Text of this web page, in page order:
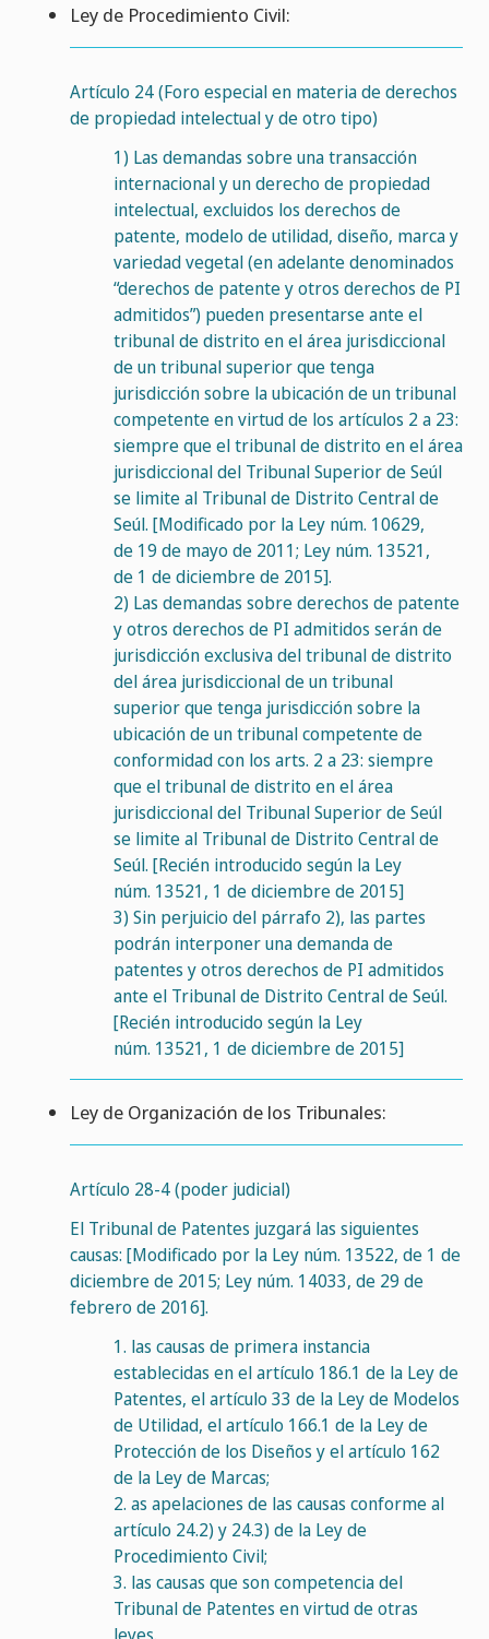
Ley de Procedimiento Civil:
Artículo 24 (Foro especial en materia de derechos
de propiedad intelectual y de otro tipo)
1) Las demandas sobre una transacción
internacional y un derecho de propiedad
intelectual, excluidos los derechos de
patente, modelo de utilidad, diseño, marca y
variedad vegetal (en adelante denominados
“derechos de patente y otros derechos de PI
admitidos”) pueden presentarse ante el
tribunal de distrito en el área jurisdiccional
de un tribunal superior que tenga
jurisdicción sobre la ubicación de un tribunal
competente en virtud de los artículos 2 a 23:
siempre que el tribunal de distrito en el área
jurisdiccional del Tribunal Superior de Seúl
se limite al Tribunal de Distrito Central de
Seúl. [Modificado por la Ley núm. 10629,
de 19 de mayo de 2011; Ley núm. 13521,
de 1 de diciembre de 2015].
2) Las demandas sobre derechos de patente
y otros derechos de PI admitidos serán de
jurisdicción exclusiva del tribunal de distrito
del área jurisdiccional de un tribunal
superior que tenga jurisdicción sobre la
ubicación de un tribunal competente de
conformidad con los arts. 2 a 23: siempre
que el tribunal de distrito en el área
jurisdiccional del Tribunal Superior de Seúl
se limite al Tribunal de Distrito Central de
Seúl. [Recién introducido según la Ley
núm. 13521, 1 de diciembre de 2015]
3) Sin perjuicio del párrafo 2), las partes
podrán interponer una demanda de
patentes y otros derechos de PI admitidos
ante el Tribunal de Distrito Central de Seúl.
[Recién introducido según la Ley
núm. 13521, 1 de diciembre de 2015]
Ley de Organización de los Tribunales:
Artículo 28-4 (poder judicial)
El Tribunal de Patentes juzgará las siguientes
causas: [Modificado por la Ley núm. 13522, de 1 de
diciembre de 2015; Ley núm. 14033, de 29 de
febrero de 2016].
1. las causas de primera instancia
establecidas en el artículo 186.1 de la Ley de
Patentes, el artículo 33 de la Ley de Modelos
de Utilidad, el artículo 166.1 de la Ley de
Protección de los Diseños y el artículo 162
de la Ley de Marcas;
2. as apelaciones de las causas conforme al
artículo 24.2) y 24.3) de la Ley de
Procedimiento Civil;
3. las causas que son competencia del
Tribunal de Patentes en virtud de otras